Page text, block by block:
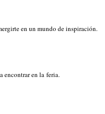
en un mundo de inspiración.
encontrar en la feria.